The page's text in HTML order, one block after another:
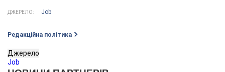
ДЖЕРЕЛО: Job
Редакційна політика
Джерело
Job